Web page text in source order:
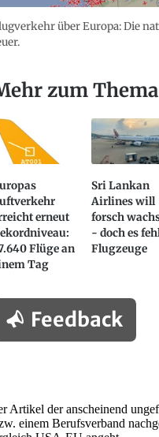
über Europa: Die
zum Thema
erneut
Flüge an
Tag
Sri Lankan
Airlines will
forsch
- doch es
Flugzeuge
Feedback